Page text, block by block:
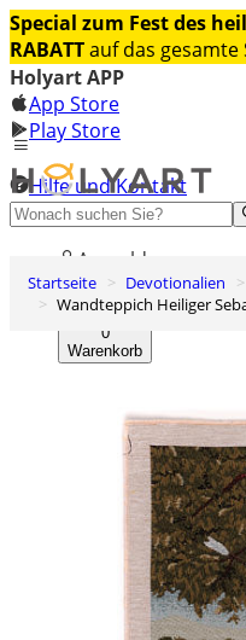
Special zum Fest des
RABATTauf das
Holyart APP
App Store
Play Store
Hilfe und Kontakt
Entdecken Sie Premium
Anmelden
Wunschliste
0
Warenkorb
Startseite Devotionalien
Wandteppich Heiliger